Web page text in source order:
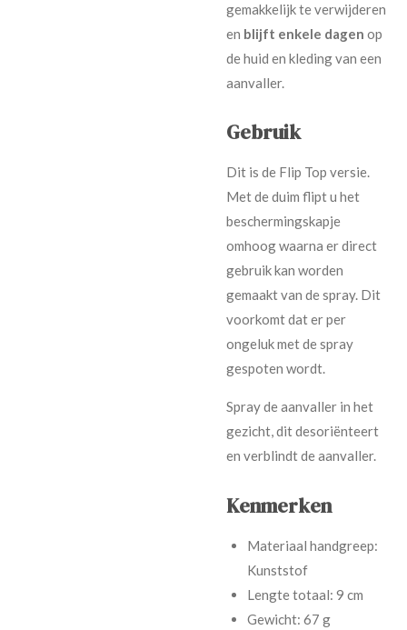
gemakkelijk te verwijderen
en blijft enkele dagen op
de huid en kleding van een
aanvaller.
Gebruik
Dit is de Flip Top versie.
Met de duim flipt u het
beschermingskapje
omhoog waarna er direct
gebruik kan worden
gemaakt van de spray. Dit
voorkomt dat er per
ongeluk met de spray
gespoten wordt.
Spray de aanvaller in het
gezicht, dit desoriënteert
en verblindt de aanvaller.
Kenmerken
Materiaal handgreep:
Kunststof
Lengte totaal: 9 cm
Gewicht: 67 g